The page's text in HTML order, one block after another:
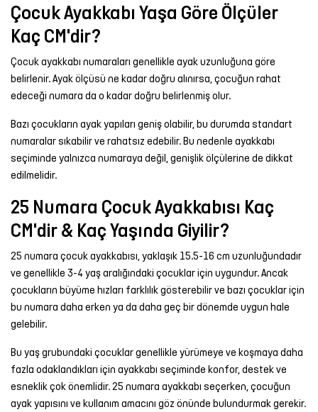
Çocuk Ayakkabı Yaşa Göre Ölçüler
Kaç CM'dir?
Çocuk ayakkabı numaraları genellikle ayak uzunluğuna göre
belirlenir. Ayak ölçüsü ne kadar doğru alınırsa, çocuğun rahat
edeceği numara da o kadar doğru belirlenmiş olur.
Bazı çocukların ayak yapıları geniş olabilir, bu durumda standart
numaralar sıkabilir ve rahatsız edebilir. Bu nedenle ayakkabı
seçiminde yalnızca numaraya değil, genişlik ölçülerine de dikkat
edilmelidir.
25 Numara Çocuk Ayakkabısı Kaç
CM'dir & Kaç Yaşında Giyilir?
25 numara çocuk ayakkabısı, yaklaşık 15.5-16 cm uzunluğundadır
ve genellikle 3-4 yaş aralığındaki çocuklar için uygundur. Ancak
çocukların büyüme hızları farklılık gösterebilir ve bazı çocuklar için
bu numara daha erken ya da daha geç bir dönemde uygun hale
gelebilir.
Bu yaş grubundaki çocuklar genellikle yürümeye ve koşmaya daha
fazla odaklandıkları için ayakkabı seçiminde konfor, destek ve
esneklik çok önemlidir. 25 numara ayakkabı seçerken, çocuğun
ayak yapısını ve kullanım amacını göz önünde bulundurmak gerekir.